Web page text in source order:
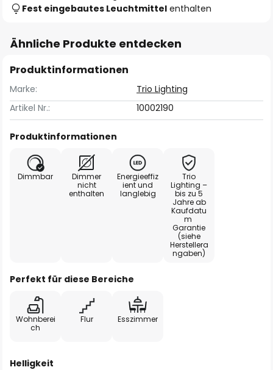
Fest eingebautes Leuchtmittel enthalten
Ähnliche Produkte entdecken
Produktinformationen
Marke:
Trio Lighting
Artikel Nr.:
10002190
Produktinformationen
Dimmbar
Dimmer
nicht
enthalten
Energieeffiz
ient und
langlebig
Trio
Lighting –
bis zu 5
Jahre ab
Kaufdatu
m
Garantie
(siehe
Herstellera
ngaben)
Perfekt für diese Bereiche
Wohnberei
ch
Flur Esszimmer
Helligkeit